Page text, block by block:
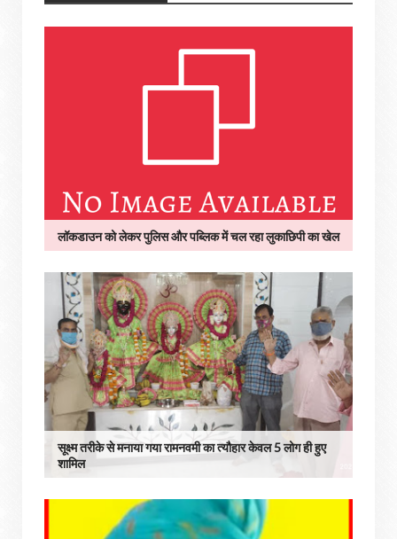
लॉकडाउन को लेकर पुलिस और पब्लिक में चल रहा लुकाछिपी का खेल
सूक्ष्म तरीके से मनाया गया रामनवमी का त्यौहार केवल 5 लोग ही हुए
शामिल